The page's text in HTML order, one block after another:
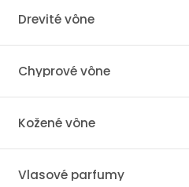
Drevité vône
Chyprové vône
Kožené vône
Vlasové parfumy